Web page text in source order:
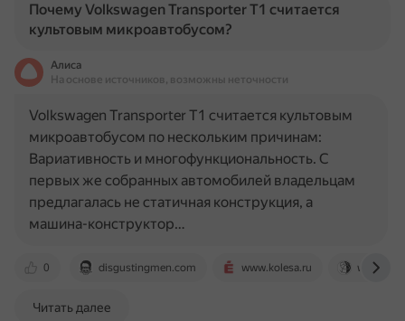
Почему Volkswagen Transporter T1 считается
культовым микроавтобусом?
Алиса
На основе источников, возможны неточности
0 disgustingmen.com www.kolesa.ru
Volkswagen Transporter T1 считается культовым
микроавтобусом по нескольким причинам:
Вариативность и многофункциональность. С
первых же собранных автомобилей владельцам
предлагалась не статичная конструкция, а
машина-конструктор…
Читать далее